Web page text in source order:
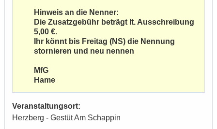
Hinweis an die Nenner:
Die Zusatzgebühr beträgt lt. Ausschreibung
5,00 €.
Ihr könnt bis Freitag (NS) die Nennung
stornieren und neu nennen
MfG
Hame
Veranstaltungsort:
Herzberg - Gestüt Am Schappin